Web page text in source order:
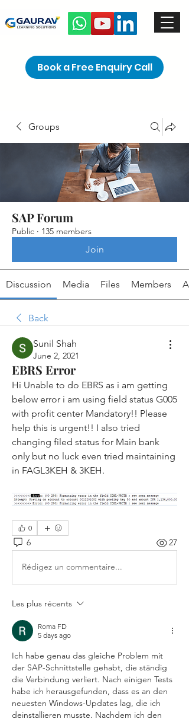
Book a Free Enquiry Call
Groups
SAP Forum
Public · 135 members
Join
Discussion Media Files Members
Back
Sunil Shah
June 2, 2021
EBRS Error
Hi Unable to do EBRS as i am getting
below error i am using field status G005
with profit center Mandatory!! Please
help this is urgent!! I also tried
changing filed status for Main bank
only but no luck even tried maintaining
in FAGL3KEH & 3KEH.
0
6 27
Rédigez un commentaire...
Les plus récents
Roma FD
5 days ago
Ich habe genau das gleiche Problem mit
der SAP-Schnittstelle gehabt, die ständig
die Verbindung verliert. Nach einigen Tests
habe ich herausgefunden, dass es an den
neuesten Windows-Updates lag, die ich
deinstallieren musste. Nachdem ich den